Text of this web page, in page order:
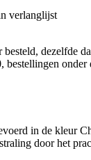
verlanglijst
dezelfde
bestellingen
in de kleur
door het